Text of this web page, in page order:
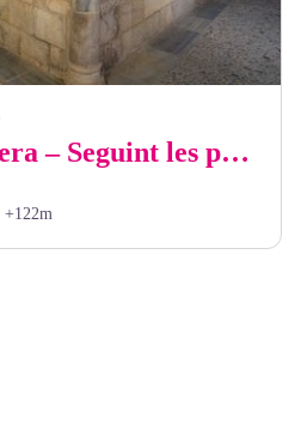
Circuit de l'Albera – Seguint les petges de l'art romànic
+122m